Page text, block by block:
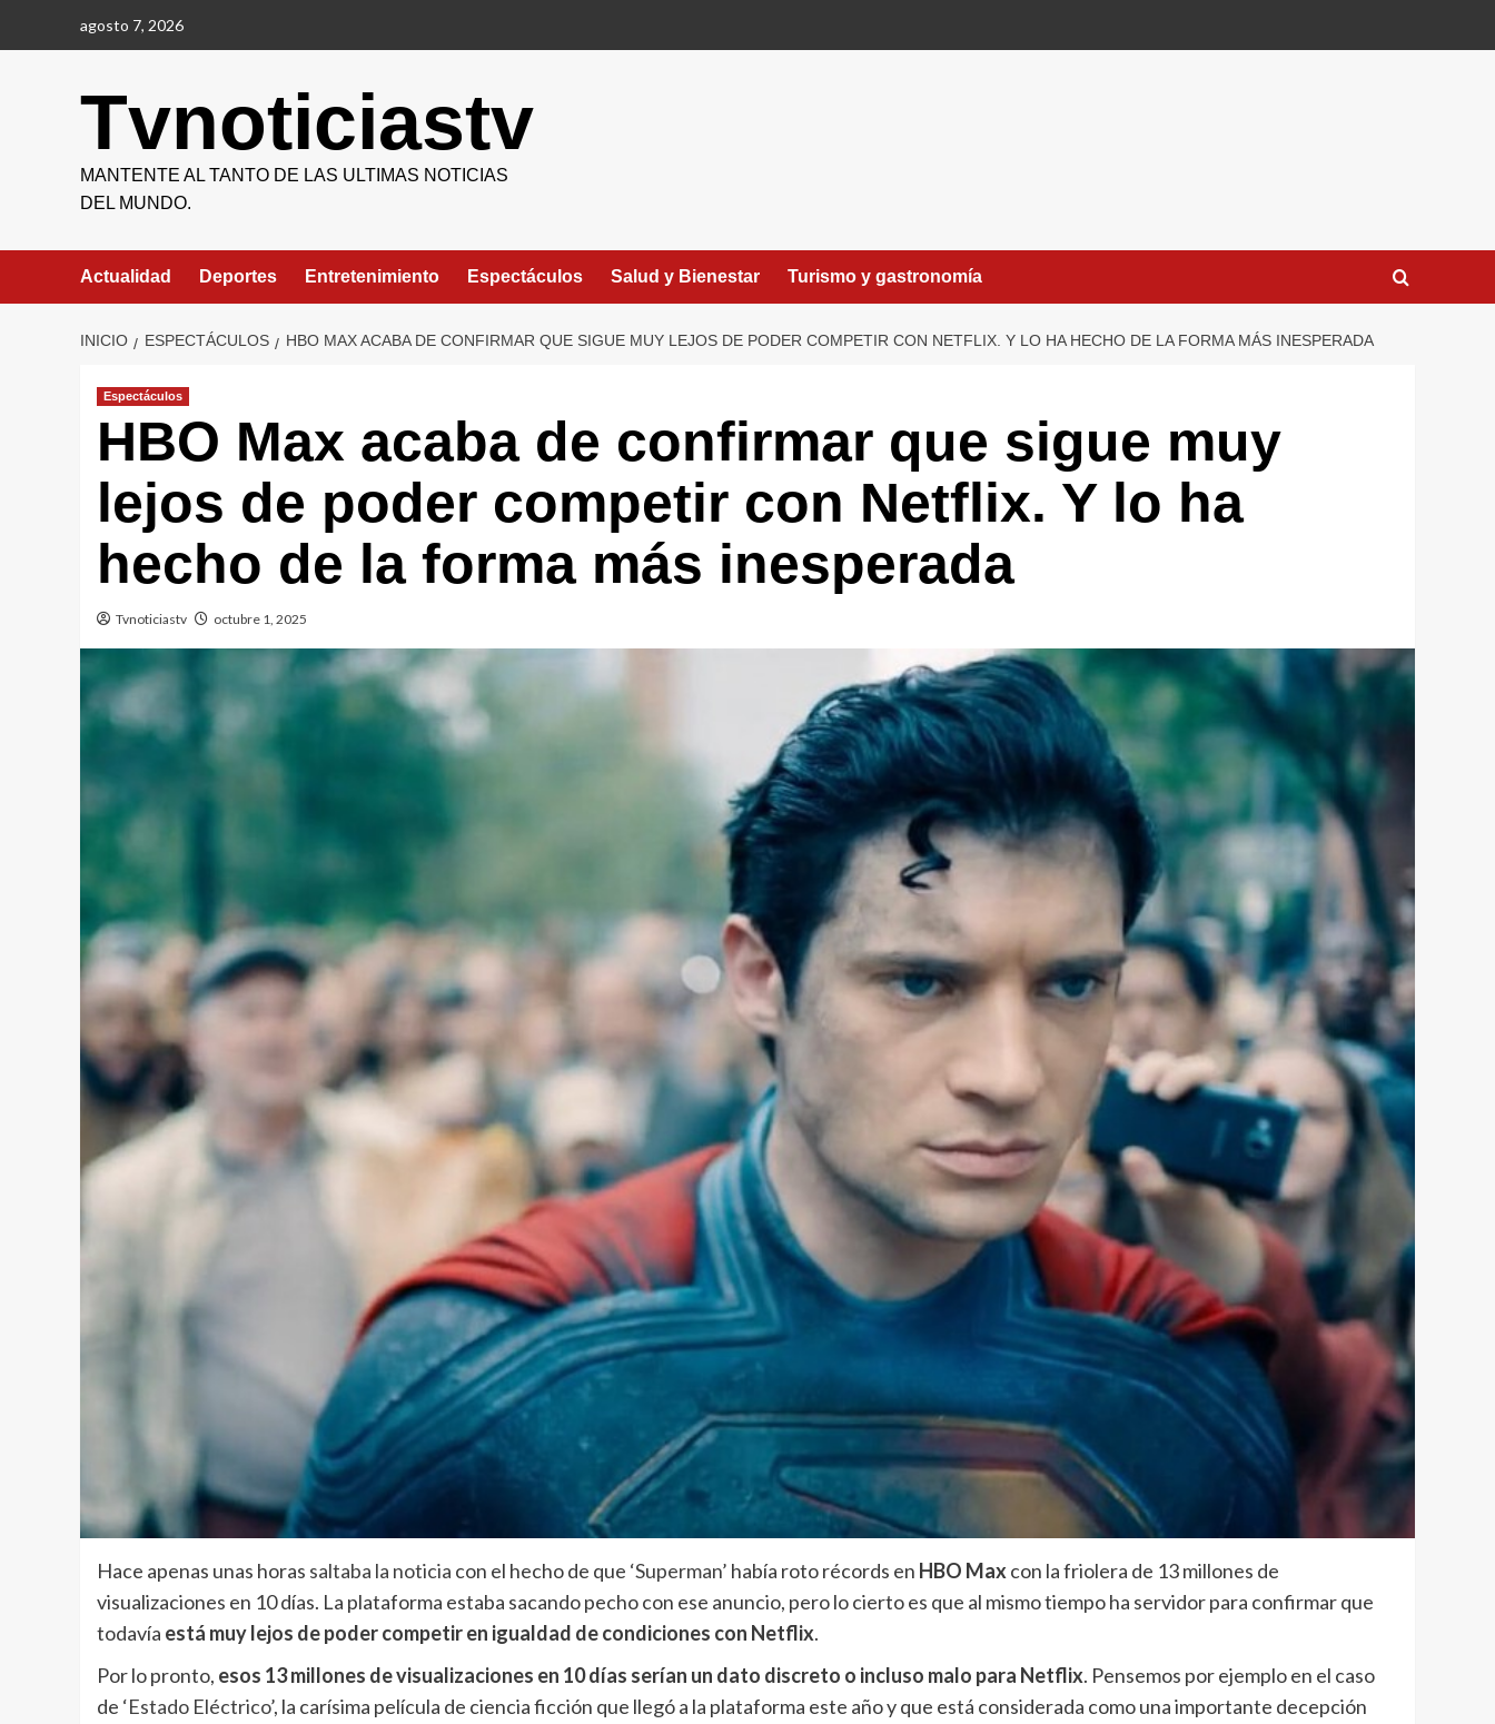
agosto 7, 2026
Tvnoticiastv
MANTENTE AL TANTO DE LAS ULTIMAS NOTICIAS
DEL MUNDO.
Actualidad Deportes Entretenimiento Espectáculos Salud y Bienestar Turismo y gastronomía
INICIO ESPECTÁCULOS HBO MAX ACABA DE CONFIRMAR QUE SIGUE MUY LEJOS DE PODER COMPETIR CON NETFLIX. Y LO HA HECHO DE LA FORMA MÁS INESPERADA
Espectáculos
HBO Max acaba de confirmar que sigue muy
lejos de poder competir con Netflix. Y lo ha
hecho de la forma más inesperada
Tvnoticiastv octubre 1, 2025
Hace apenas unas horas saltaba la noticia con el hecho de que ‘Superman’ había roto récords en HBO Max con la friolera de 13 millones de
visualizaciones en 10 días. La plataforma estaba sacando pecho con ese anuncio, pero lo cierto es que al mismo tiempo ha servidor para confirmar que
todavía está muy lejos de poder competir en igualdad de condiciones con Netflix.
Por lo pronto, esos 13 millones de visualizaciones en 10 días serían un dato discreto o incluso malo para Netflix. Pensemos por ejemplo en el caso
de ‘Estado Eléctrico’, la carísima película de ciencia ficción que llegó a la plataforma este año y que está considerada como una importante decepción